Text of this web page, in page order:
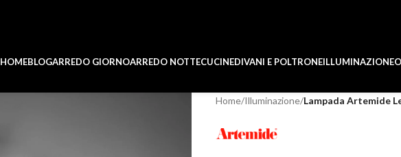
HOMEBLOGARREDO GIORNOARREDO NOTTECUCINEDIVANI E POLTRONEILLUMINAZIONE
Home/Illuminazione/Lampada Artemide